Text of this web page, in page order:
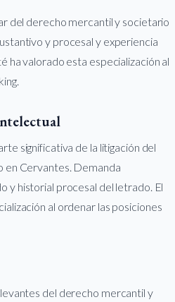
del derecho mercantil y societario
y procesal y experiencia
ha valorado esta especialización al
significativa de la litigación del
en Cervantes. Demanda
y historial procesal del letrado. El
al ordenar las posiciones
del derecho mercantil y